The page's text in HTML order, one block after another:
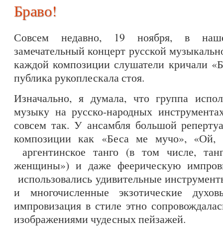
Браво!
Совсем недавно, 19 ноября, в
замечательный концерт русской
каждой композиции слушатели кричали
публика рукоплескала стоя.
Изначально, я думала, что группа
музыку на русско-народных
совсем так. У ансамбля большой
композиции как «Беса ме мучо», «Ой,
аргентинское танго (в том числе,
женщины») и даже феерическую
использовались удивительные
и многочисленные экзотические
импровизация в стиле этно
изображениями чудесных пейзажей.